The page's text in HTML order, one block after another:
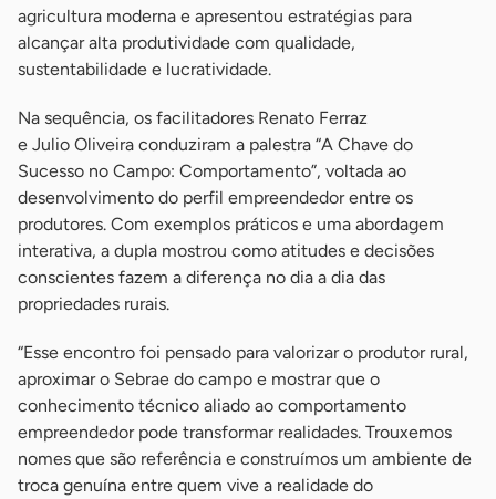
agricultura moderna e apresentou estratégias para
alcançar alta produtividade com qualidade,
sustentabilidade e lucratividade.
Na sequência, os facilitadores Renato Ferraz
e Julio Oliveira conduziram a palestra “A Chave do
Sucesso no Campo: Comportamento”, voltada ao
desenvolvimento do perfil empreendedor entre os
produtores. Com exemplos práticos e uma abordagem
interativa, a dupla mostrou como atitudes e decisões
conscientes fazem a diferença no dia a dia das
propriedades rurais.
“Esse encontro foi pensado para valorizar o produtor rural,
aproximar o Sebrae do campo e mostrar que o
conhecimento técnico aliado ao comportamento
empreendedor pode transformar realidades. Trouxemos
nomes que são referência e construímos um ambiente de
troca genuína entre quem vive a realidade do